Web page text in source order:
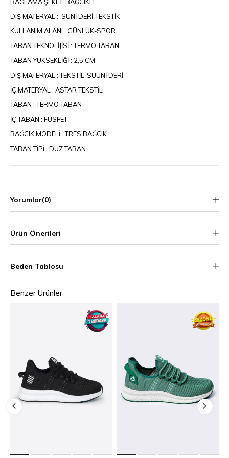
DIŞ MATERYAL : SUNİ DERİ-TEKSTİK
KULLANIM ALANI : GÜNLÜK-SPOR
TABAN TEKNOLİJİSİ : TERMO TABAN
TABAN YÜKSEKLİĞİ : 2,5 CM
DIŞ MATERYAL : TEKSTİL-SUUNİ DERİ
İÇ MATERYAL : ASTAR TEKSTİL
TABAN : TERMO TABAN
İÇ TABAN : FUSFET
BAĞCIK MODELİ : TRES BAĞCIK
TABAN TİPİ : DÜZ TABAN
Yorumlar(0)
Ürün Önerileri
Beden Tablosu
Benzer Ürünler
36 37 38 39
40
36 37 38 39
40